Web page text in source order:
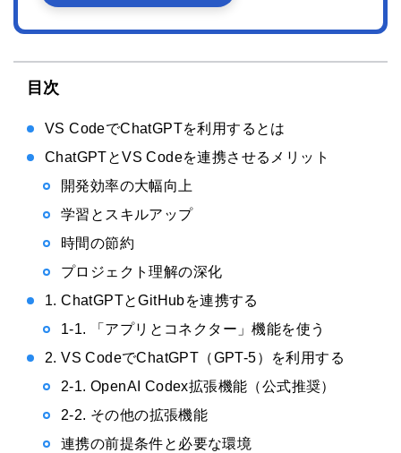
目次
VS CodeでChatGPTを利用するとは
ChatGPTとVS Codeを連携させるメリット
開発効率の大幅向上
学習とスキルアップ
時間の節約
プロジェクト理解の深化
1. ChatGPTとGitHubを連携する
1-1. 「アプリとコネクター」機能を使う
2. VS CodeでChatGPT（GPT-5）を利用する
2-1. OpenAI Codex拡張機能（公式推奨）
2-2. その他の拡張機能
連携の前提条件と必要な環境